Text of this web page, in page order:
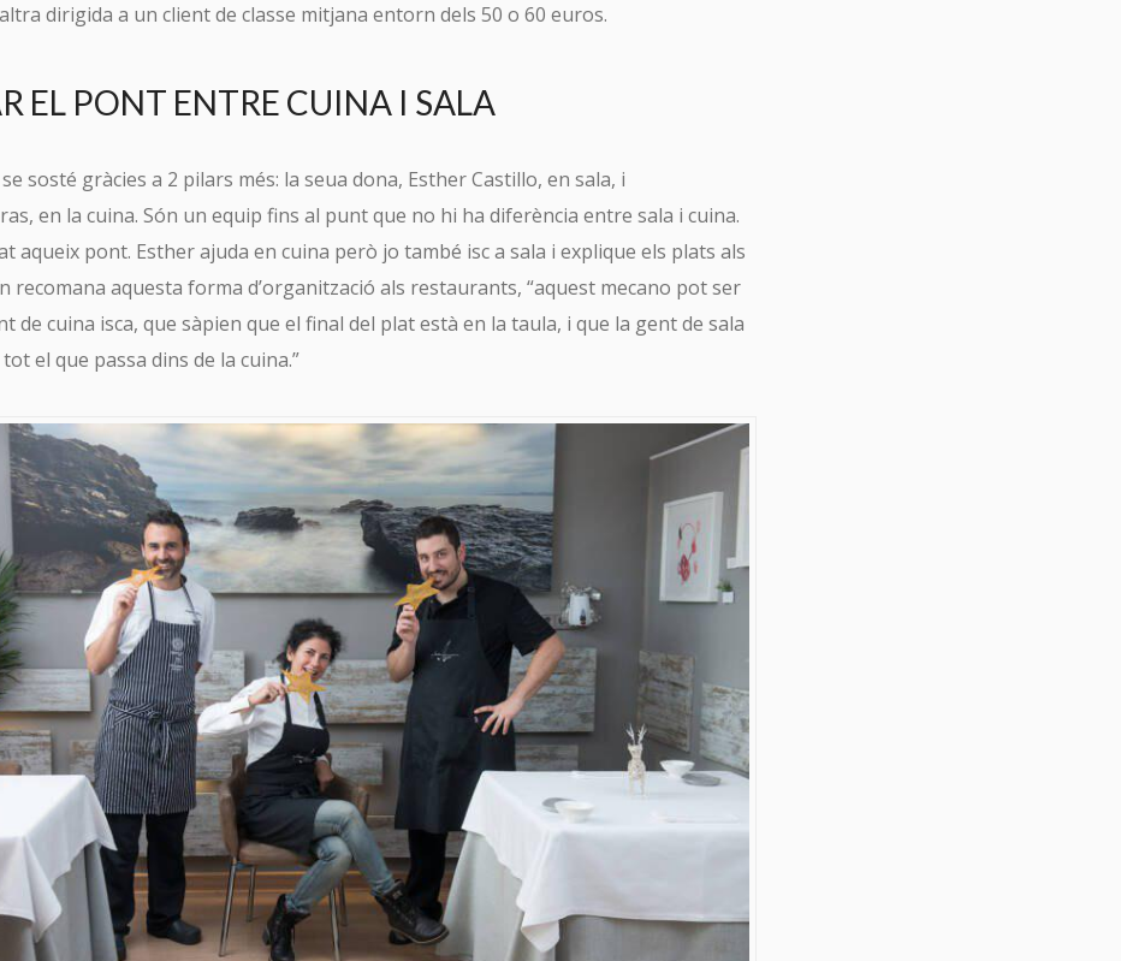
dirigida a un client de classe mitjana entorn dels 50 o 60 euros.
EL PONT ENTRE CUINA I SALA
sosté gràcies a 2 pilars més: la seua dona, Esther Castillo, en sala, i
en la cuina. Són un equip fins al punt que no hi ha diferència entre sala i cuina.
aqueix pont. Esther ajuda en cuina però jo també isc a sala i explique els plats als
recomana aquesta forma d’organització als restaurants, “aquest mecano pot ser
de cuina isca, que sàpien que el final del plat està en la taula, i que la gent de sala
el que passa dins de la cuina.”